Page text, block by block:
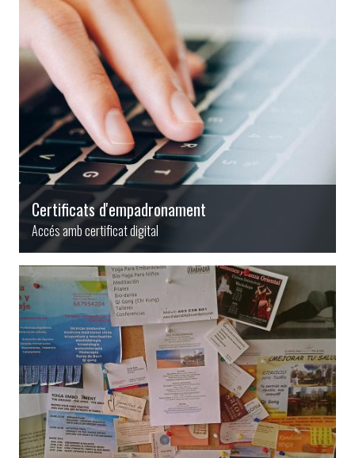
Certificats d'empadronament
Accés amb certificat digital